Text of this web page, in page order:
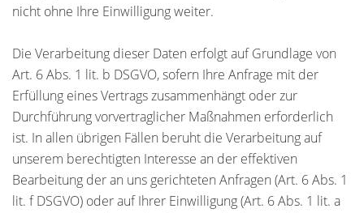
nicht ohne Ihre Einwilligung weiter.
Die Verarbeitung dieser Daten erfolgt auf Grundlage von
Art. 6 Abs. 1 lit. b DSGVO, sofern Ihre Anfrage mit der
Erfüllung eines Vertrags zusammenhängt oder zur
Durchführung vorvertraglicher Maßnahmen erforderlich
ist. In allen übrigen Fällen beruht die Verarbeitung auf
unserem berechtigten Interesse an der effektiven
Bearbeitung der an uns gerichteten Anfragen (Art. 6 Abs. 1
lit. f DSGVO) oder auf Ihrer Einwilligung (Art. 6 Abs. 1 lit. a